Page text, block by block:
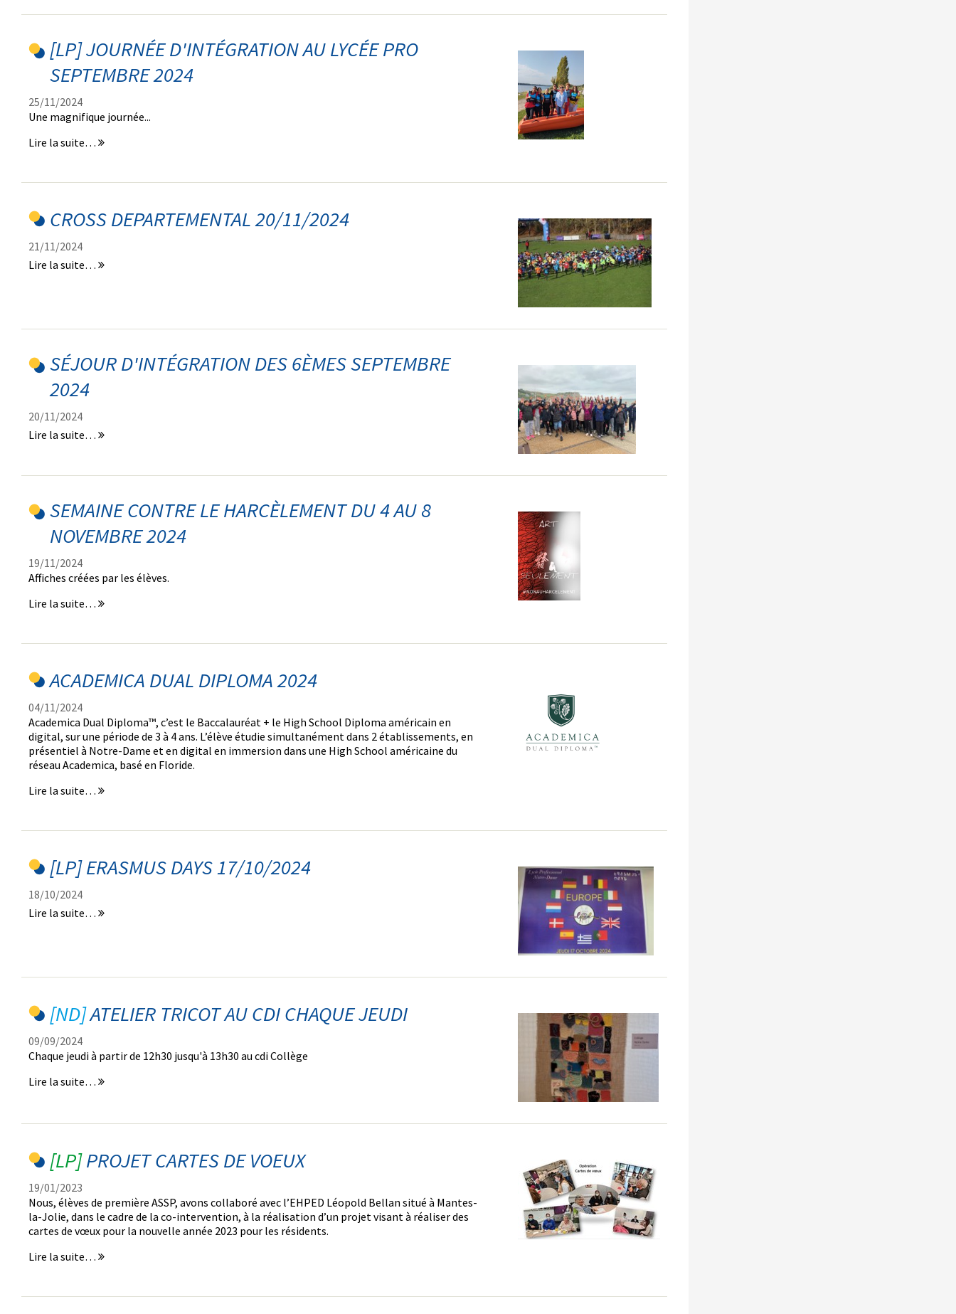
au
Pro
2024[LP] JOURNÉE D'INTÉGRATION AU LYCÉE PRO
SEPTEMBRE 2024
25/11/2024
Une magnifique journée...
[LP]
au
Pro
septembre
2024
-
Lire la suite…
CROSS DEPARTEMENTAL 20/11/2024
21/11/2024
CROSS
Lire la suite…
SÉJOUR D'INTÉGRATION DES 6ÈMES SEPTEMBRE
2024
20/11/2024
Séjour
6èmes
2024
-
Lire la suite…
SEMAINE CONTRE LE HARCÈLEMENT DU 4 AU 8
NOVEMBRE 2024
19/11/2024
Affiches créées par les élèves.
Semaine
harcèlement
4
au
8
novembre
2024
-
Lire la suite…
ACADEMICA DUAL DIPLOMA 2024
04/11/2024
Academica Dual Diploma™, c’est le Baccalauréat + le High School Diploma américain en
digital, sur une période de 3 à 4 ans. L’élève étudie simultanément dans 2 établissements, en
présentiel à Notre-Dame et en digital en immersion dans une High School américaine du
réseau Academica, basé en Floride.
ACADEMICA
2024
Lire la suite…
[LP] ERASMUS DAYS 17/10/2024
18/10/2024
[LP]
Lire la suite…
ATELIER TRICOT AU CDI CHAQUE JEUDI
09/09/2024
Chaque jeudi à partir de 12h30 jusqu'à 13h30 au cdi Collège
Atelier
CDI
jeudi
-
Lire la suite…
PROJET CARTES DE VOEUX
19/01/2023
Nous, élèves de première ASSP, avons collaboré avec l’EHPED Léopold Bellan situé à Mantes-
la-Jolie, dans le cadre de la co-intervention, à la réalisation d’un projet visant à réaliser des
cartes de vœux pour la nouvelle année 2023 pour les résidents.
projet
voeux
Lire la suite…